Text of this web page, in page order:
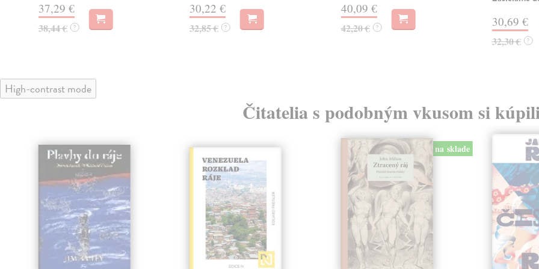
37,29 €
38,44 € ?
30,22 €
32,85 € ?
40,09 €
42,20 € ? 30,69 €
32,30 € ?
High-contrast mode
Čitatelia s podobným vkusom si
na sklade